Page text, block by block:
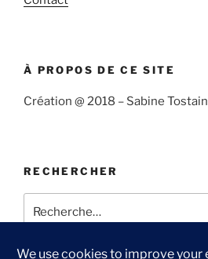
À PROPOS DE CE SITE
Création @ 2018 – Sabine Tostain
RECHERCHER
pour